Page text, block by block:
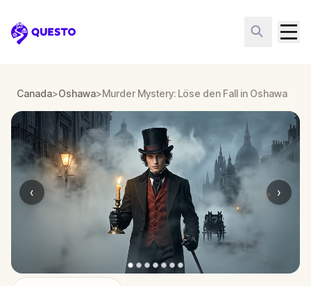
Questo
Canada>Oshawa>Murder Mystery: Löse den Fall in Oshawa
‹ ›